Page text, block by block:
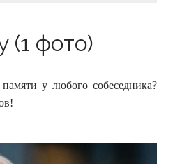
(1 фото)
у любого собеседника?